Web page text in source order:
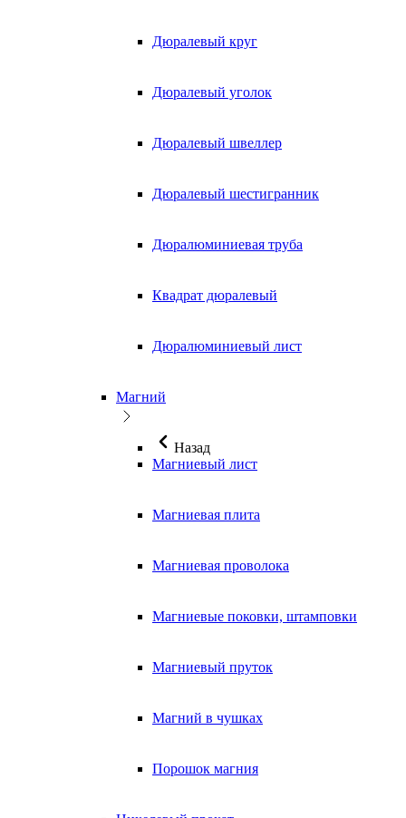
Дюралевый круг
Дюралевый уголок
Дюралевый швеллер
Дюралевый шестигранник
Дюралюминиевая труба
Квадрат дюралевый
Дюралюминиевый лист
Магний
Назад
Магниевый лист
Магниевая плита
Магниевая проволока
Магниевые поковки, штамповки
Магниевый пруток
Магний в чушках
Порошок магния